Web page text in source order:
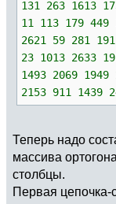
131 263 1613
11 113 179 449
2621 59 281
23 1013 2633
1493 2069
2153 911 1439
Теперь надо
массива
столбцы.
Первая цепочка-